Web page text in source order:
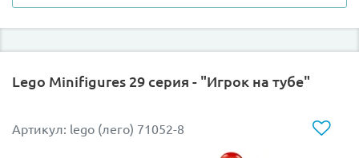
этой чародейки просто невозможно пройти мимо!
Сказочный и стильный образ:Ведьмочка одета
стильными принтами звезд или магических
узоров. Настоящая модница из мира магии!
Lego Minifigures 29 серия - "Игрок на тубе"
Артикул: lego (лего) 71052-8